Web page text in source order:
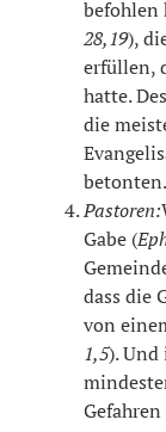
befohlen
28,19),
erfüllen,
hatte.
die
betonten.
Pastoren:
Gabe (
dass die
von
1,5). Und